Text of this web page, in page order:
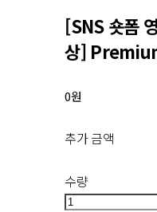
[SNS 숏폼 영
상]
0원
추가 금액
수량